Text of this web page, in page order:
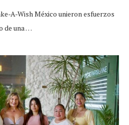
A-Wish México unieron esfuerzos
de una …